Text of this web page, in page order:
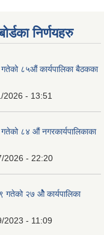
निर्णयहरु
८५औं कार्यपालिका बैठकका
2026 - 13:51
८४ औं नगरकार्यपालिकाका
2026 - 22:20
२७ ‌‍‌ओेै कार्यपालिका
2023 - 11:09